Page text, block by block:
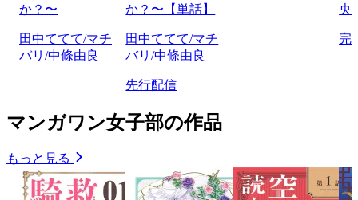
か？〜
田中ててて/マチ
バリ/中條由良
か？〜【単話】
田中ててて/マチ
バリ/中條由良
先行配信
央
完
マンガワン女子部の作品
もっと見る